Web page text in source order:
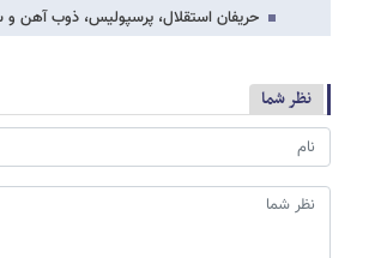
حریفان استقلال، پرسپولیس، ذوب آهن
نظر شما